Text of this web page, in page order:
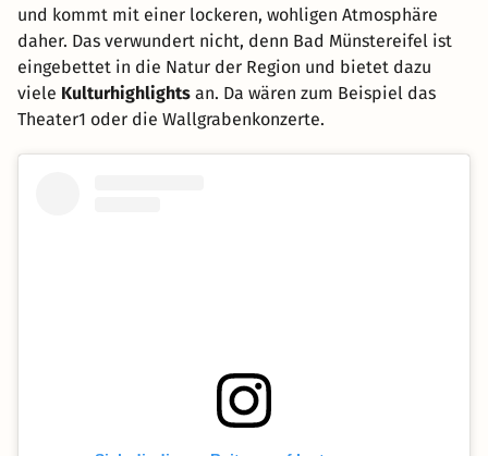
und kommt mit einer lockeren, wohligen Atmosphäre
daher. Das verwundert nicht, denn Bad Münstereifel ist
eingebettet in die Natur der Region und bietet dazu
viele Kulturhighlights an. Da wären zum Beispiel das
Theater1 oder die Wallgrabenkonzerte.